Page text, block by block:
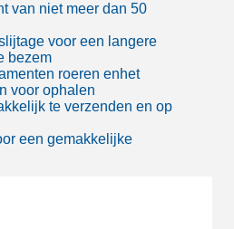
van niet meer dan 50
voor een langere
bezem
roeren enhet
voor ophalen
te verzenden en op
een gemakkelijke